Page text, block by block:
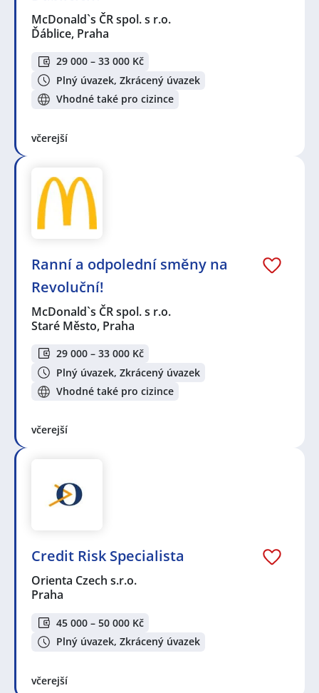
McDonald`s ČR spol. s r.o.
Ďáblice, Praha
29 000 – 33 000 Kč
Plný úvazek, Zkrácený úvazek
Vhodné také pro cizince
včerejší
Ranní a odpolední směny na
Revoluční!
McDonald`s ČR spol. s r.o.
Staré Město, Praha
29 000 – 33 000 Kč
Plný úvazek, Zkrácený úvazek
Vhodné také pro cizince
včerejší
Credit Risk Specialista
Orienta Czech s.r.o.
Praha
45 000 – 50 000 Kč
Plný úvazek, Zkrácený úvazek
včerejší